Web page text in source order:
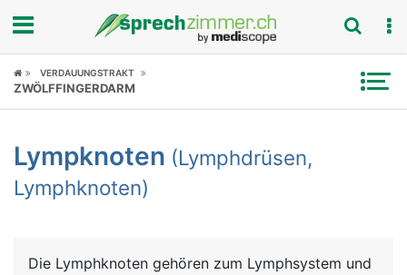
Fokus
Symptome
Untersuchungen
VERDAUUNGSTRAKT
ZWÖLFFINGERDARM
Lympknoten (Lymphdrüsen,
Lymphknoten)
Die Lymphknoten gehören zum Lymphsystem und